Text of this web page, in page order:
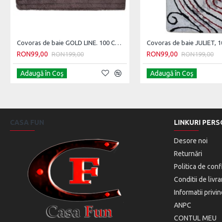
Covoras de baie GOLD LINE. 100 CM X 60 CM
RON99,00 RON199,00
Adaugă în Coş
RON99,00 RON199,00
Adaugă în Coş
CASA FUN LINKURI
Desore noi
Returnări
Politica de
Conditii de
Informatii
ANPC
CONTUL MEU